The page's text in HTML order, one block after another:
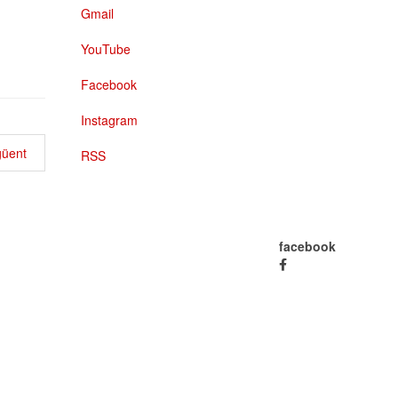
Gmail
YouTube
Facebook
Instagram
RSS
facebook